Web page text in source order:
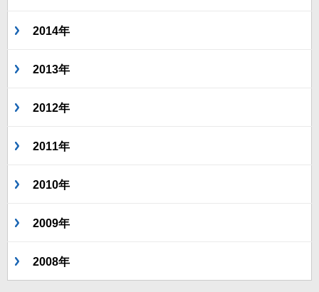
2014年
2013年
2012年
2011年
2010年
2009年
2008年